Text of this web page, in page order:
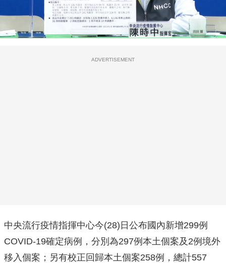
ADVERTISEMENT
中央流行疫情指揮中心今(28)日公布國內新增299例
COVID-19確定病例，分別為297例本土個案及2例境外
移入個案；另有校正回歸本土個案258例，總計557